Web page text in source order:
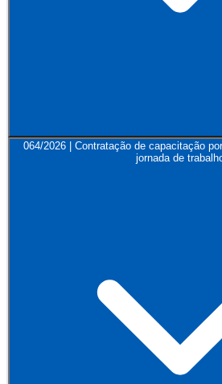
064/2026 | Contratação de capacitação
jornada de